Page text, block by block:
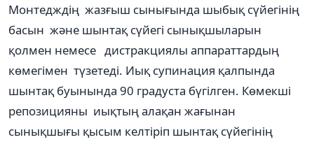
Монтедждің жазғыш сынығында шыбық сүйегінің
басын және шынтақ сүйегі сынықшыларын
қолмен немесе дистракциялы аппараттардың
көмегімен түзетеді. Иық супинация қалпында
шынтақ буынында 90 градуста бүгілген. Көмекші
репозицияны иықтың алақан жағынан
сынықшығы қысым келтіріп шынтақ сүйегінің